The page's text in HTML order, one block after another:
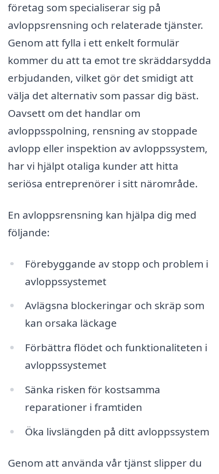
företag som specialiserar sig på
avloppsrensning och relaterade tjänster.
Genom att fylla i ett enkelt formulär
kommer du att ta emot tre skräddarsydda
erbjudanden, vilket gör det smidigt att
välja det alternativ som passar dig bäst.
Oavsett om det handlar om
avloppsspolning, rensning av stoppade
avlopp eller inspektion av avloppssystem,
har vi hjälpt otaliga kunder att hitta
seriösa entreprenörer i sitt närområde.
En avloppsrensning kan hjälpa dig med
följande:
Förebyggande av stopp och problem i
avloppssystemet
Avlägsna blockeringar och skräp som
kan orsaka läckage
Förbättra flödet och funktionaliteten i
avloppssystemet
Sänka risken för kostsamma
reparationer i framtiden
Öka livslängden på ditt avloppssystem
Genom att använda vår tjänst slipper du